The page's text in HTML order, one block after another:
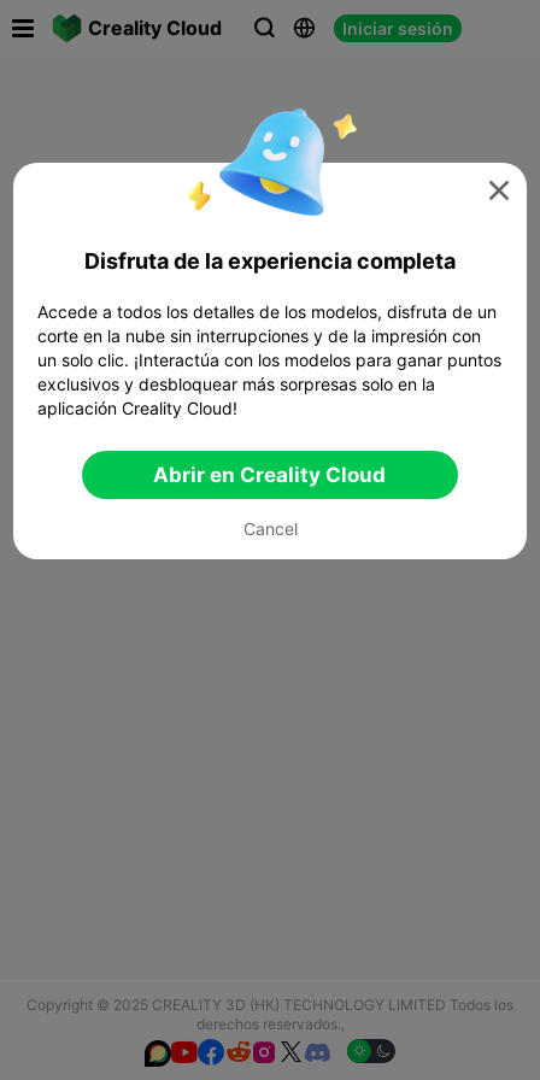
Creality Cloud   Iniciar sesión
Copyright © 2025 CREALITY 3D (HK) TECHNOLOGY LIMITED Todos los
derechos reservados.,
  

Disfruta de la experiencia completa
Accede a todos los detalles de los modelos, disfruta de un
corte en la nube sin interrupciones y de la impresión con
un solo clic. ¡Interactúa con los modelos para ganar puntos
exclusivos y desbloquear más sorpresas solo en la
aplicación Creality Cloud!
Abrir en Creality Cloud
Cancel